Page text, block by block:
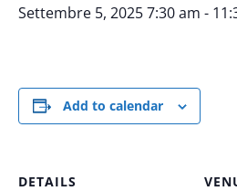
Settembre 5, 2025 7:30 am -
Add to calendar
DETAILS